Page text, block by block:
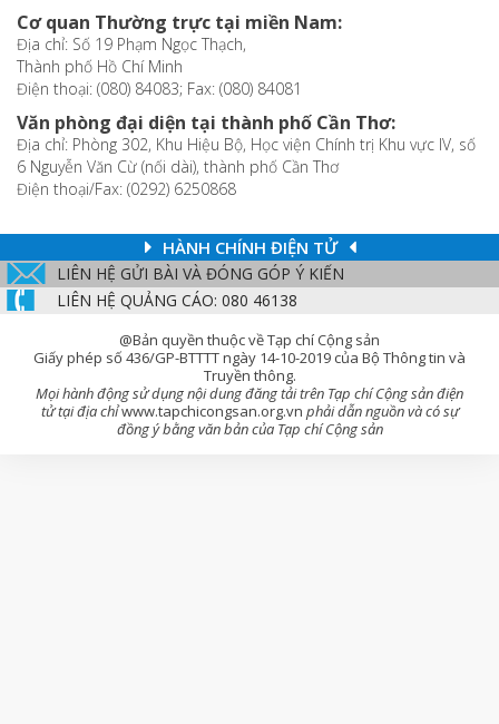
Cơ quan Thường trực tại miền Nam:
Địa chỉ: Số 19 Phạm Ngọc Thạch,
Thành phố Hồ Chí Minh
Điện thoại: (080) 84083; Fax: (080) 84081
Văn phòng đại diện tại thành phố Cần Thơ:
Địa chỉ: Phòng 302, Khu Hiệu Bộ, Học viện Chính trị Khu vực IV, số
6 Nguyễn Văn Cừ (nối dài), thành phố Cần Thơ
Điện thoại/Fax: (0292) 6250868
HÀNH CHÍNH ĐIỆN TỬ
LIÊN HỆ GỬI BÀI VÀ ĐÓNG GÓP Ý KIẾN
LIÊN HỆ QUẢNG CÁO: 080 46138
@Bản quyền thuộc về Tạp chí Cộng sản
Giấy phép số 436/GP-BTTTT ngày 14-10-2019 của Bộ Thông tin và
Truyền thông.
Mọi hành động sử dụng nội dung đăng tải trên Tạp chí Cộng sản điện
tử tại địa chỉwww.tapchicongsan.org.vn phải dẫn nguồn và có sự
đồng ý bằng văn bản của Tạp chí Cộng sản